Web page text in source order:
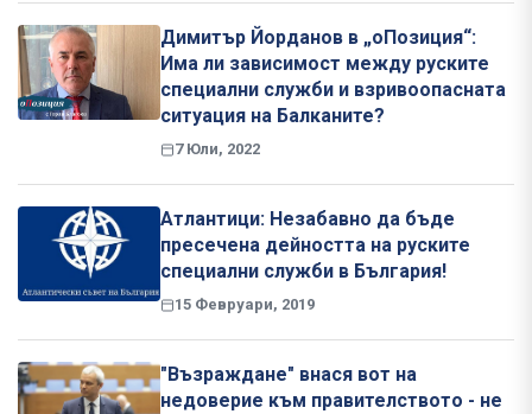
Димитър Йорданов в „оПозиция“:
Има ли зависимост между руските
специални служби и взривоопасната
ситуация на Балканите?
7 Юли, 2022
Атлантици: Незабавно да бъде
пресечена дейността на руските
специални служби в България!
15 Февруари, 2019
"Възраждане" внася вот на
недоверие към правителството - не